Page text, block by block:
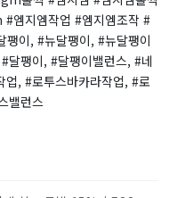
엠지엠작업 #엠지엠조작 #
이, #뉴달팽이, #뉴달팽이
달팽이, #달팽이밸런스, #네
업, #로투스바카라작업, #로
밸런스